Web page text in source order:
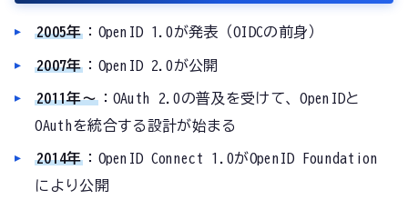
2005年 ：OpenID 1.0が発表（OIDCの前身）
2007年 ：OpenID 2.0が公開
2011年〜：OAuth 2.0の普及を受けて、OpenIDと
OAuthを統合する設計が始まる
2014年 ：OpenID Connect 1.0がOpenID Foundation
により公開